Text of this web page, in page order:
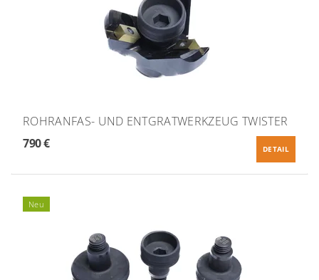
ROHRANFAS- UND ENTGRATWERKZEUG TWISTER
790 €
DETAIL
Neu